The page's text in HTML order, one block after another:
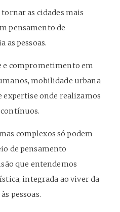
as cidades mais
pensamento de
as pessoas.
e comprometimento em
mobilidade urbana
expertise onde realizamos
complexos só podem
de pensamento
que entendemos
integrada ao viver da
pessoas.